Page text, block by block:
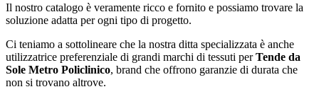
Il nostro catalogo è veramente ricco e fornito e possiamo trovare la
soluzione adatta per ogni tipo di progetto.
Ci teniamo a sottolineare che la nostra ditta specializzata è anche
utilizzatrice preferenziale di grandi marchi di tessuti perTende da
Sole Metro Policlinico, brand che offrono garanzie di durata che
non si trovano altrove.